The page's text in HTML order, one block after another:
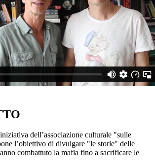
dell’associazione culturale "sulle
l’obiettivo di divulgare "le storie" delle
combattuto la mafia fino a sacrificare le